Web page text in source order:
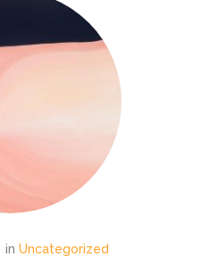
in Uncategorized